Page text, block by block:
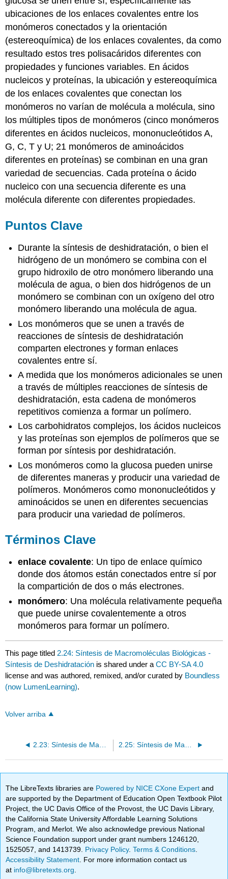
ubicaciones de los enlaces covalentes entre los
monómeros conectados y la orientación
(estereoquímica) de los enlaces covalentes, da como
resultado estos tres polisacáridos diferentes con
propiedades y funciones variables. En ácidos
nucleicos y proteínas, la ubicación y estereoquímica
de los enlaces covalentes que conectan los
monómeros no varían de molécula a molécula, sino
los múltiples tipos de monómeros (cinco monómeros
diferentes en ácidos nucleicos, mononucleótidos A,
G, C, T y U; 21 monómeros de aminoácidos
diferentes en proteínas) se combinan en una gran
variedad de secuencias. Cada proteína o ácido
nucleico con una secuencia diferente es una
molécula diferente con diferentes propiedades.
Puntos Clave
Durante la síntesis de deshidratación, o bien el
hidrógeno de un monómero se combina con el
grupo hidroxilo de otro monómero liberando una
molécula de agua, o bien dos hidrógenos de un
monómero se combinan con un oxígeno del otro
monómero liberando una molécula de agua.
Los monómeros que se unen a través de
reacciones de síntesis de deshidratación
comparten electrones y forman enlaces
covalentes entre sí.
A medida que los monómeros adicionales se unen
a través de múltiples reacciones de síntesis de
deshidratación, esta cadena de monómeros
repetitivos comienza a formar un polímero.
Los carbohidratos complejos, los ácidos nucleicos
y las proteínas son ejemplos de polímeros que se
forman por síntesis por deshidratación.
Los monómeros como la glucosa pueden unirse
de diferentes maneras y producir una variedad de
polímeros. Monómeros como mononucleótidos y
aminoácidos se unen en diferentes secuencias
para producir una variedad de polímeros.
Términos Clave
enlace covalente: Un tipo de enlace químico
donde dos átomos están conectados entre sí por
la compartición de dos o más electrones.
monómero: Una molécula relativamente pequeña
que puede unirse covalentemente a otros
monómeros para formar un polímero.
This page titled 2.24: Síntesis de Macromoléculas Biológicas -
Síntesis de Deshidratación is shared under aCC BY-SA 4.0
license and was authored, remixed, and/or curated by Boundless
(now LumenLearning).
Volver arriba
2.23: Síntesis de Macromoléculas Biológicas - Tipos de Macromoléculas Biológicas 2.25: Síntesis de Macromoléculas Biológicas - Hidrólisis
The LibreTexts libraries are Powered by NICE CXone Expertand
are supported by the Department of Education Open Textbook Pilot
Project, the UC Davis Office of the Provost, the UC Davis Library,
the California State University Affordable Learning Solutions
Program, and Merlot. We also acknowledge previous National
Science Foundation support under grant numbers 1246120,
1525057, and 1413739. Privacy Policy.Terms & Conditions
Accessibility Statement . For more information contact us
at info@libretexts.org